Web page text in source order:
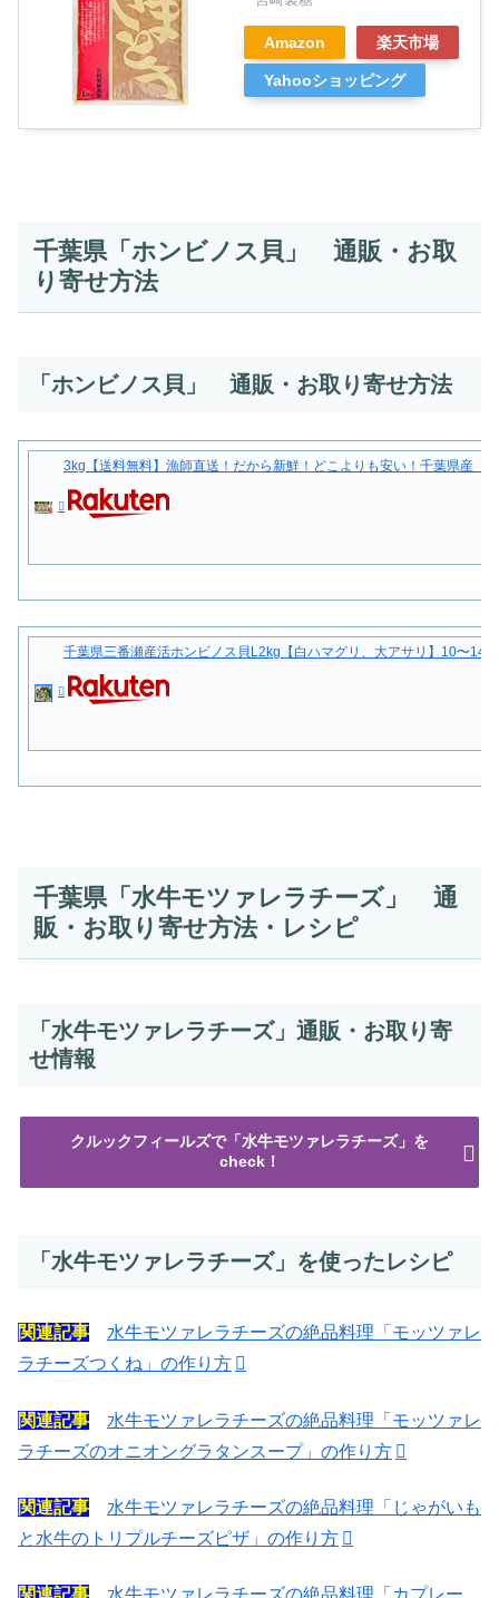
Amazon 楽天市場
Yahooショッピング
千葉県「ホンビノス貝」 通販・お取
り寄せ方法
「ホンビノス貝」 通販・お取り寄せ方法
3kg【送料無料】漁師直送！だから新鮮！どこよりも安い！千葉県産
千葉県三番瀬産活ホンビノス貝L2kg【白ハマグリ、大アサリ】10〜14
千葉県「水牛モツァレラチーズ」 通
販・お取り寄せ方法・レシピ
「水牛モツァレラチーズ」通販・お取り寄
せ情報
クルックフィールズで「水牛モツァレラチーズ」を
check！
「水牛モツァレラチーズ」を使ったレシピ
関連記事
水牛モツァレラチーズの絶品料理「モッツァレ
ラチーズつくね」の作り方
関連記事
水牛モツァレラチーズの絶品料理「モッツァレ
ラチーズのオニオングラタンスープ」の作り方
関連記事
水牛モツァレラチーズの絶品料理「じゃがいも
と水牛のトリプルチーズピザ」の作り方